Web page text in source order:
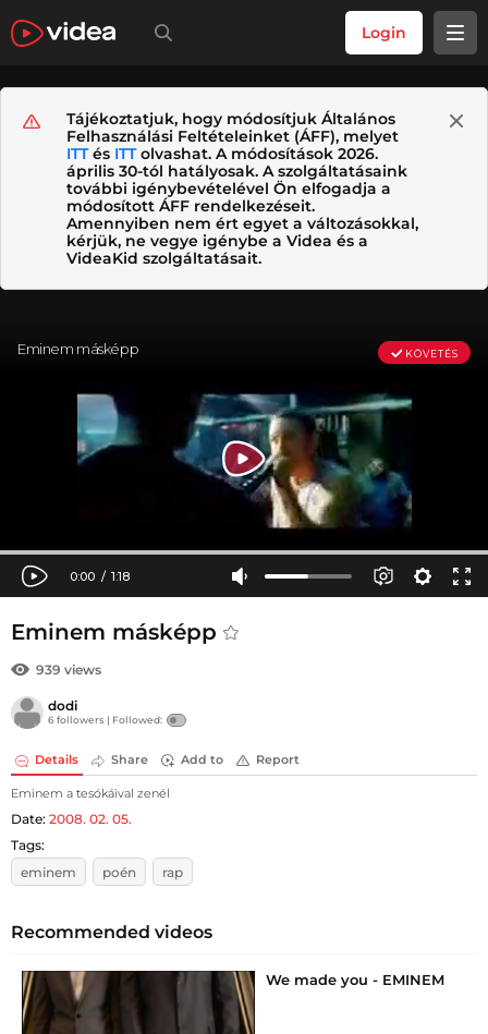
Login
Tájékoztatjuk, hogy módosítjuk Általános
Felhasználási Feltételeinket (ÁFF), melyet
ITTés ITTolvashat. A módosítások 2026.
április 30-tól hatályosak. A szolgáltatásaink
további igénybevételével Ön elfogadja a
módosított ÁFF rendelkezéseit.
Amennyiben nem ért egyet a változásokkal,
kérjük, ne vegye igénybe a Videa és a
VideaKid szolgáltatásait.
Eminem másképp
939 views
dodi
6 followers | Followed:
Details Share Add to Report
Eminem a tesókáival zenél
Date: 2008. 02. 05.
Tags:
eminem
poén rap
Recommended videos
We made you - EMINEM